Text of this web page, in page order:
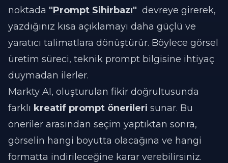
noktada "Prompt Sihirbazı" devreye girerek,
yazdığınız kısa açıklamayı daha güçlü ve
yaratıcı talimatlara dönüştürür. Böylece görsel
üretim süreci, teknik prompt bilgisine ihtiyaç
duymadan ilerler.
Markty AI, oluşturulan fikir doğrultusunda
farklı kreatif prompt önerileri sunar. Bu
öneriler arasından seçim yaptıktan sonra,
görselin hangi boyutta olacağına ve hangi
formatta indirileceğine karar verebilirsiniz.